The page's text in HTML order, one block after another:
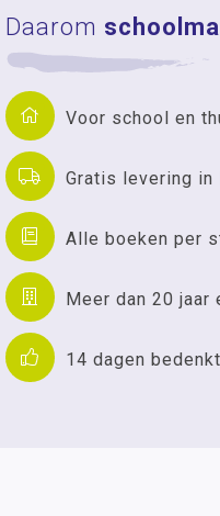
Daarom
Voor school en
Gratis levering in
Alle boeken per
Meer dan 20 jaar
14 dagen